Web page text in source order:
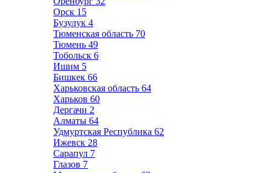
Орск 15
Бузулук 4
Тюменская область 70
Тюмень 49
Тобольск 6
Ишим 5
Бишкек 66
Харьковская область 64
Харьков 60
Дергачи 2
Алматы 64
Удмуртская Республика 62
Ижевск 28
Сарапул 7
Глазов 7